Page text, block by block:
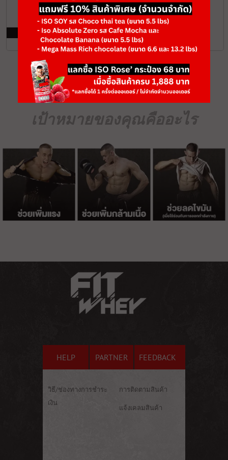
฿1,928
ADD TO CART
‹ 1 ›
เป้าหมายของคุณคืออะไร
HELP PARTNER FEEDBACK
วิธี/ช่องทางการชำระ
เงิน
การติดตามสินค้า
แจ้งเคลมสินค้า